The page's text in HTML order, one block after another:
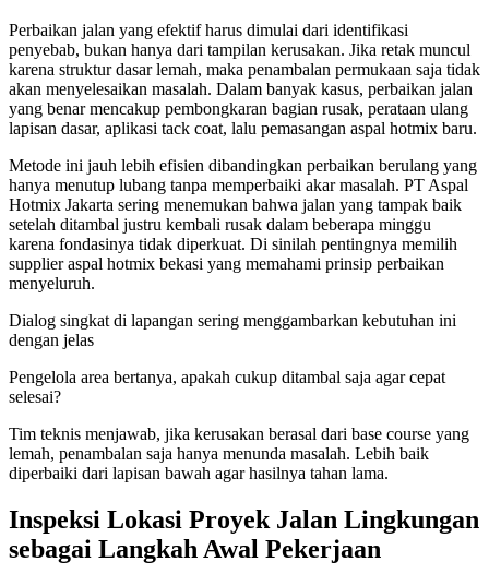
Perbaikan jalan yang efektif harus dimulai dari identifikasi
penyebab, bukan hanya dari tampilan kerusakan. Jika retak muncul
karena struktur dasar lemah, maka penambalan permukaan saja tidak
akan menyelesaikan masalah. Dalam banyak kasus, perbaikan jalan
yang benar mencakup pembongkaran bagian rusak, perataan ulang
lapisan dasar, aplikasi tack coat, lalu pemasangan aspal hotmix baru.
Metode ini jauh lebih efisien dibandingkan perbaikan berulang yang
hanya menutup lubang tanpa memperbaiki akar masalah. PT Aspal
Hotmix Jakarta sering menemukan bahwa jalan yang tampak baik
setelah ditambal justru kembali rusak dalam beberapa minggu
karena fondasinya tidak diperkuat. Di sinilah pentingnya memilih
supplier aspal hotmix bekasi yang memahami prinsip perbaikan
menyeluruh.
Dialog singkat di lapangan sering menggambarkan kebutuhan ini
dengan jelas
Pengelola area bertanya, apakah cukup ditambal saja agar cepat
selesai?
Tim teknis menjawab, jika kerusakan berasal dari base course yang
lemah, penambalan saja hanya menunda masalah. Lebih baik
diperbaiki dari lapisan bawah agar hasilnya tahan lama.
Inspeksi Lokasi Proyek Jalan Lingkungan
sebagai Langkah Awal Pekerjaan